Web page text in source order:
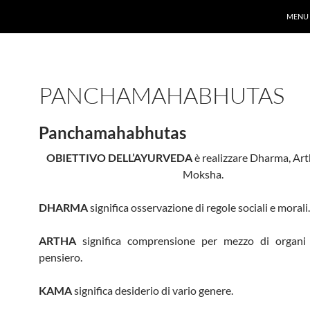
MENU
PANCHAMAHABHUTAS
Panchamahabhutas
OBIETTIVO DELL’AYURVEDAè realizzare Dharma,
Moksha.
DHARMAsignifica osservazione di regole sociali e morali.
ARTHA significa comprensione per mezzo di
pensiero.
KAMAsignifica desiderio di vario genere.